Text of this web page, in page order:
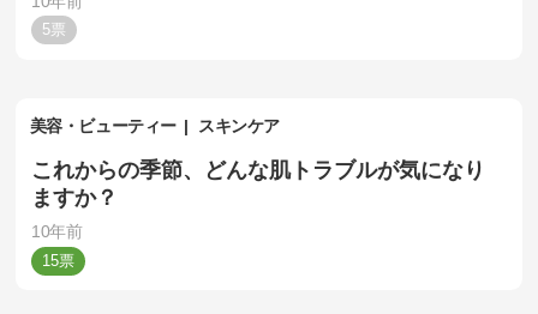
5
美容・ビューティー スキンケア
これからの季節、どんな肌トラブルが気になり
ますか？
10年前
15